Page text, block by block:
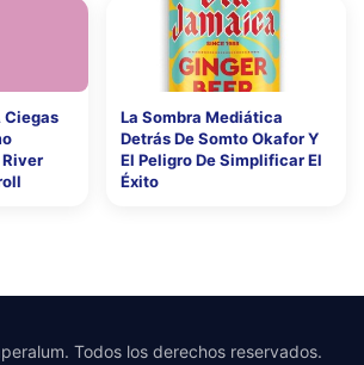
Ciegas
La Sombra Mediática
Detrás De Somto Okafor Y
El Peligro De Simplificar El
Éxito
Todos los derechos reservados.